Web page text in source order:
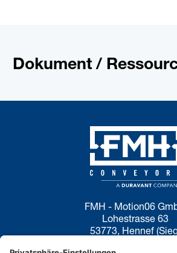
Dokument /
FMH - Motion06
Lohestrasse 63
53773, Hennef